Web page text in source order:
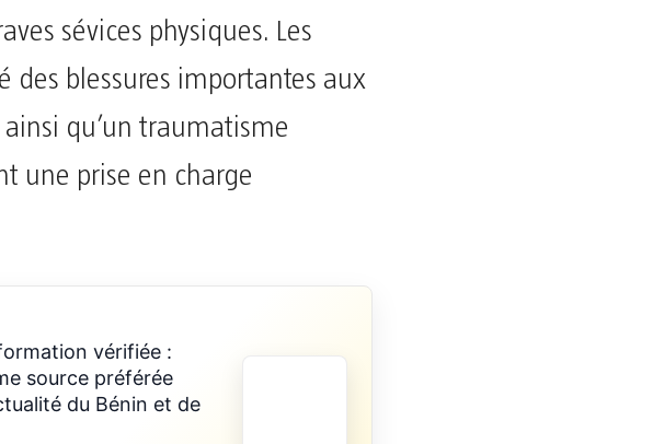
sévices physiques. Les
des blessures importantes aux
qu’un traumatisme
une prise en charge
vérifiée :
source préférée
du Bénin et de